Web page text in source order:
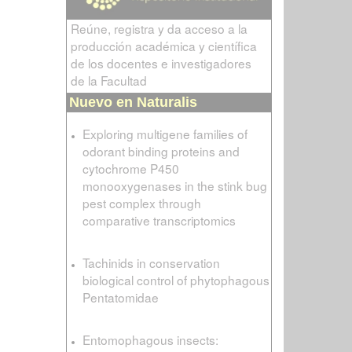
Reúne, registra y da acceso a la
producción académica y científica
de los docentes e investigadores
de la Facultad
Nuevo en Naturalis
Exploring multigene families of
odorant binding proteins and
cytochrome P450
monooxygenases in the stink bug
pest complex through
comparative transcriptomics
Tachinids in conservation
biological control of phytophagous
Pentatomidae
Entomophagous insects: